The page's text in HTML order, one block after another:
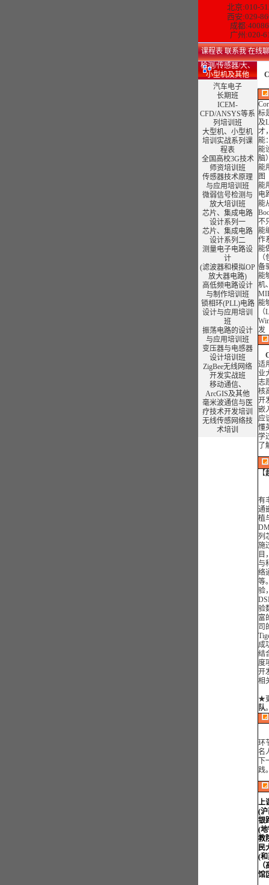
北京:010-
西安:029-
成都
广州:020-
课程表 联系我 在线聊
检测/传感器/大、
小型机及其他
汽车电子
长期班
ICEM-
CFD/ANSYS等系
列培训班
大型机、小型机
培训实战系列课
程表
全国高校3G技术
师资培训班
传感器技术原理
与应用培训班
微弱信号检测与
放大培训班
芯片、集成电路
设计系列一
芯片、集成电路
设计系列二
测量电子电路设
计
(滤波器和模拟OP
放大器电路)
高低频电路设计
与制作培训班
锁相环(PLL)电路
设计与应用培训
班
振荡电路的设计
与应用培训班
变压器与电感器
设计培训班
ZigBee无线网络
开发实战班
移动通信、
ArcGIS及其他
毫米波通信与医
疗技术开发培训
无线传感网络技
术培训
标
及
才
能
能
脑
能
图
能
电
能
不
能
作
能
备
能
机
能
发
适
业
志
核
开
嵌
应
懂
学
【
有
通
植
列
施
目
与
络
等
验
验
富
司
成
结
度
开
相
★
队
环
名
践
上
(
银
(
教
民
(
馆